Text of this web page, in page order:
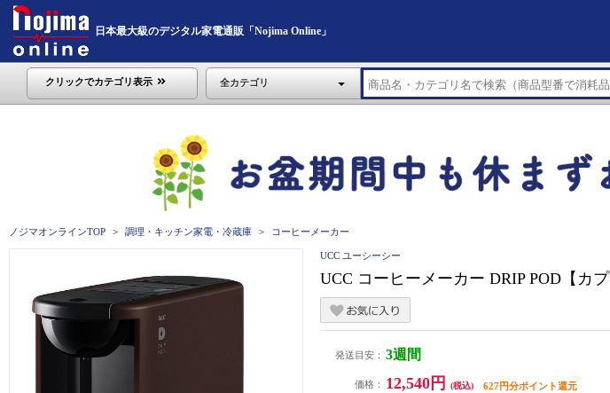
日本最大級のデジタル家電通販「Nojima Online」
クリックでカテゴリ表示 全カテゴリ
ノジマオンラインTOP 調理・キッチン家電・冷蔵庫 コーヒーメーカー
UCC ユーシーシー
UCC コーヒーメーカー DRIP POD【カ
発送目安： 3週間
価格： 12,540円 (税込) 627円分ポイント還元